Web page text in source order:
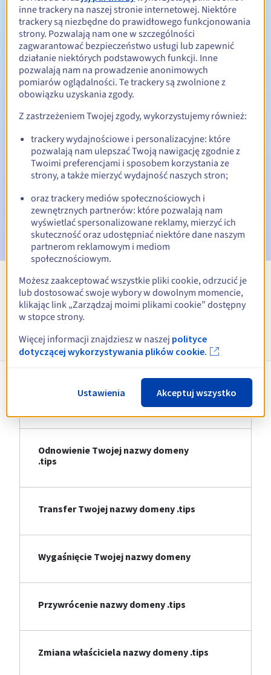
Okres odnowienia Od 1 do 10 lat
Okres wykupu
Automatyczne powiadomienia:
E-maile ostrzegawcze:60, 30, 15, 7 i 3 dni przed datą
wygaśnięcia
E-mail w dniu wygaśnięciapowiadamiający o zawieszeniu
E-mail po Redemption Grace Periodpowiadamiający o
usunięciu nazwy domeny
Zobacz wszystkie rozszerzenia
Informacje o .tips
Rejestracja Twojej nazwy domeny .tips
Odnowienie Twojej nazwy domeny
.tips
Transfer Twojej nazwy domeny .tips
Wygaśnięcie Twojej nazwy domeny
Przywrócenie nazwy domeny .tips
Zmiana właściciela nazwy domeny .tips
inne trackery na naszej stronie internetowej. Niektóre
trackery są niezbędne do prawidłowego funkcjonowania
strony. Pozwalają nam one w szczególności
zagwarantować bezpieczeństwo usługi lub zapewnić
działanie niektórych podstawowych funkcji. Inne
pozwalają nam na prowadzenie anonimowych
pomiarów oglądalności. Te trackery są zwolnione z
obowiązku uzyskania zgody.
Z zastrzeżeniem Twojej zgody, wykorzystujemy również:
trackery wydajnościowe i personalizacyjne: które
pozwalają nam ulepszać Twoją nawigację zgodnie z
Twoimi preferencjami i sposobem korzystania ze
strony, a także mierzyć wydajność naszych stron;
oraz trackery mediów społecznościowych i
zewnętrznych partnerów: które pozwalają nam
wyświetlać spersonalizowane reklamy, mierzyć ich
skuteczność oraz udostępniać niektóre dane naszym
partnerom reklamowym i mediom
społecznościowym.
Możesz zaakceptować wszystkie pliki cookie, odrzucić je
lub dostosować swoje wybory w dowolnym momencie,
klikając link „Zarządzaj moimi plikami cookie” dostępny
w stopce strony.
Więcej informacji znajdziesz w naszej polityce
dotyczącej wykorzystywania plików cookie.
Ustawienia Akceptuj wszystko